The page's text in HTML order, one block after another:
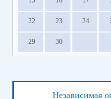
22 23 24
29 30
Независимая